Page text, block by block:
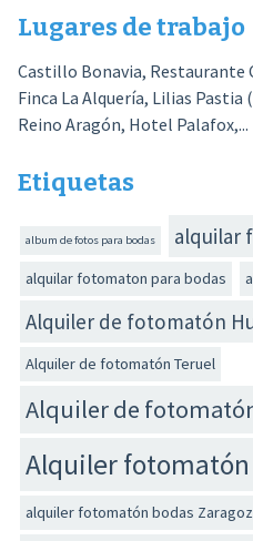
Lugares de trabajo
Castillo Bonavia, Restaurante
Finca La Alquería, Lilias Pastia
Reino Aragón, Hotel Palafox,...
Etiquetas
album de fotos para bodas alquilar
alquilar fotomaton para bodas
Alquiler de fotomatón
Alquiler de fotomatón Teruel
Alquiler de
Alquiler fotomatón
alquiler fotomatón bodas